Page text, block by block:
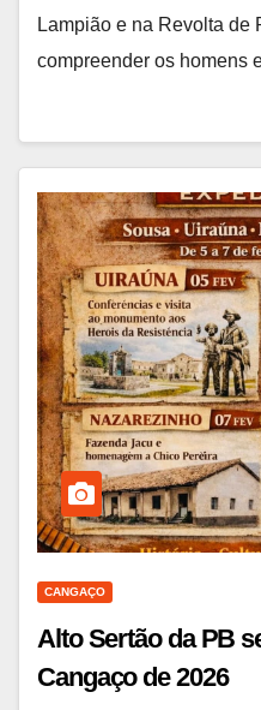
Lampião e na Revolta de
compreender os homens
CANGAÇO
Alto Sertão da PB
Cangaço de 2026